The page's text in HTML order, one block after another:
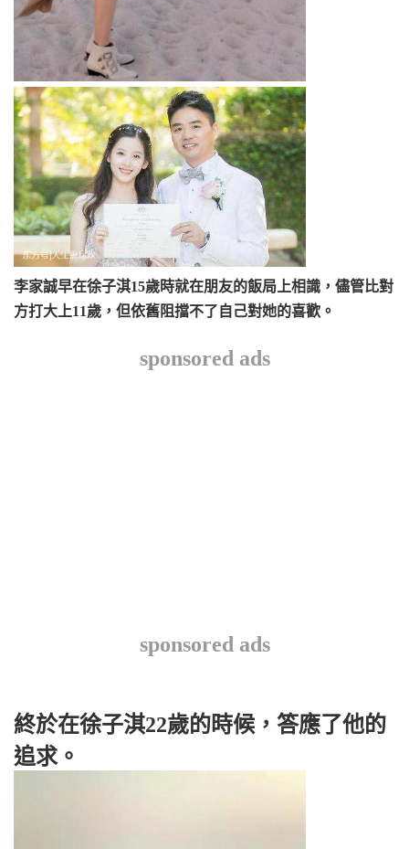
李家誠早在徐子淇15歲時就在朋友的飯局上相識，儘管比對
方打大上11歲，但依舊阻擋不了自己對她的喜歡。
sponsored ads
sponsored ads
終於在徐子淇22歲的時候，答應了他的
追求。